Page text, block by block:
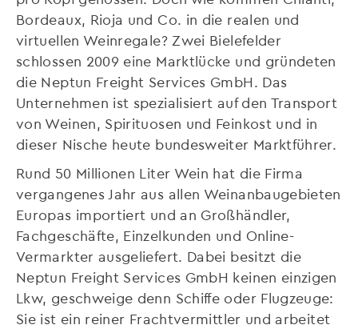
Bordeaux, Rioja und Co. in die realen und
virtuellen Weinregale? Zwei Bielefelder
schlossen 2009 eine Marktlücke und gründeten
die Neptun Freight Services GmbH. Das
Unternehmen ist spezialisiert auf den Transport
von Weinen, Spirituosen und Feinkost und in
dieser Nische heute bundesweiter Marktführer.
Rund 50 Millionen Liter Wein hat die Firma
vergangenes Jahr aus allen Weinanbaugebieten
Europas importiert und an Großhändler,
Fachgeschäfte, Einzelkunden und Online-
Vermarkter ausgeliefert. Dabei besitzt die
Neptun Freight Services GmbH keinen einzigen
Lkw, geschweige denn Schiffe oder Flugzeuge:
Sie ist ein reiner Frachtvermittler und arbeitet